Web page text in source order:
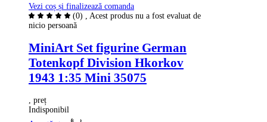
Vezi coș și finalizează comanda
(0)
, Acest produs nu a fost evaluat de
nicio persoană
MiniArt Set figurine German
Totenkopf Division Hkorkov
1943 1:35 Mini 35075
, preț
Indisponibil